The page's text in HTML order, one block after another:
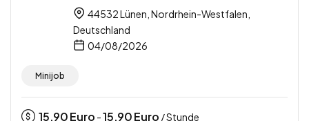
44532 Lünen, Nordrhein-Westfalen,
Deutschland
04/08/2026
Minijob
15,90Euro -15,90Euro / Stunde